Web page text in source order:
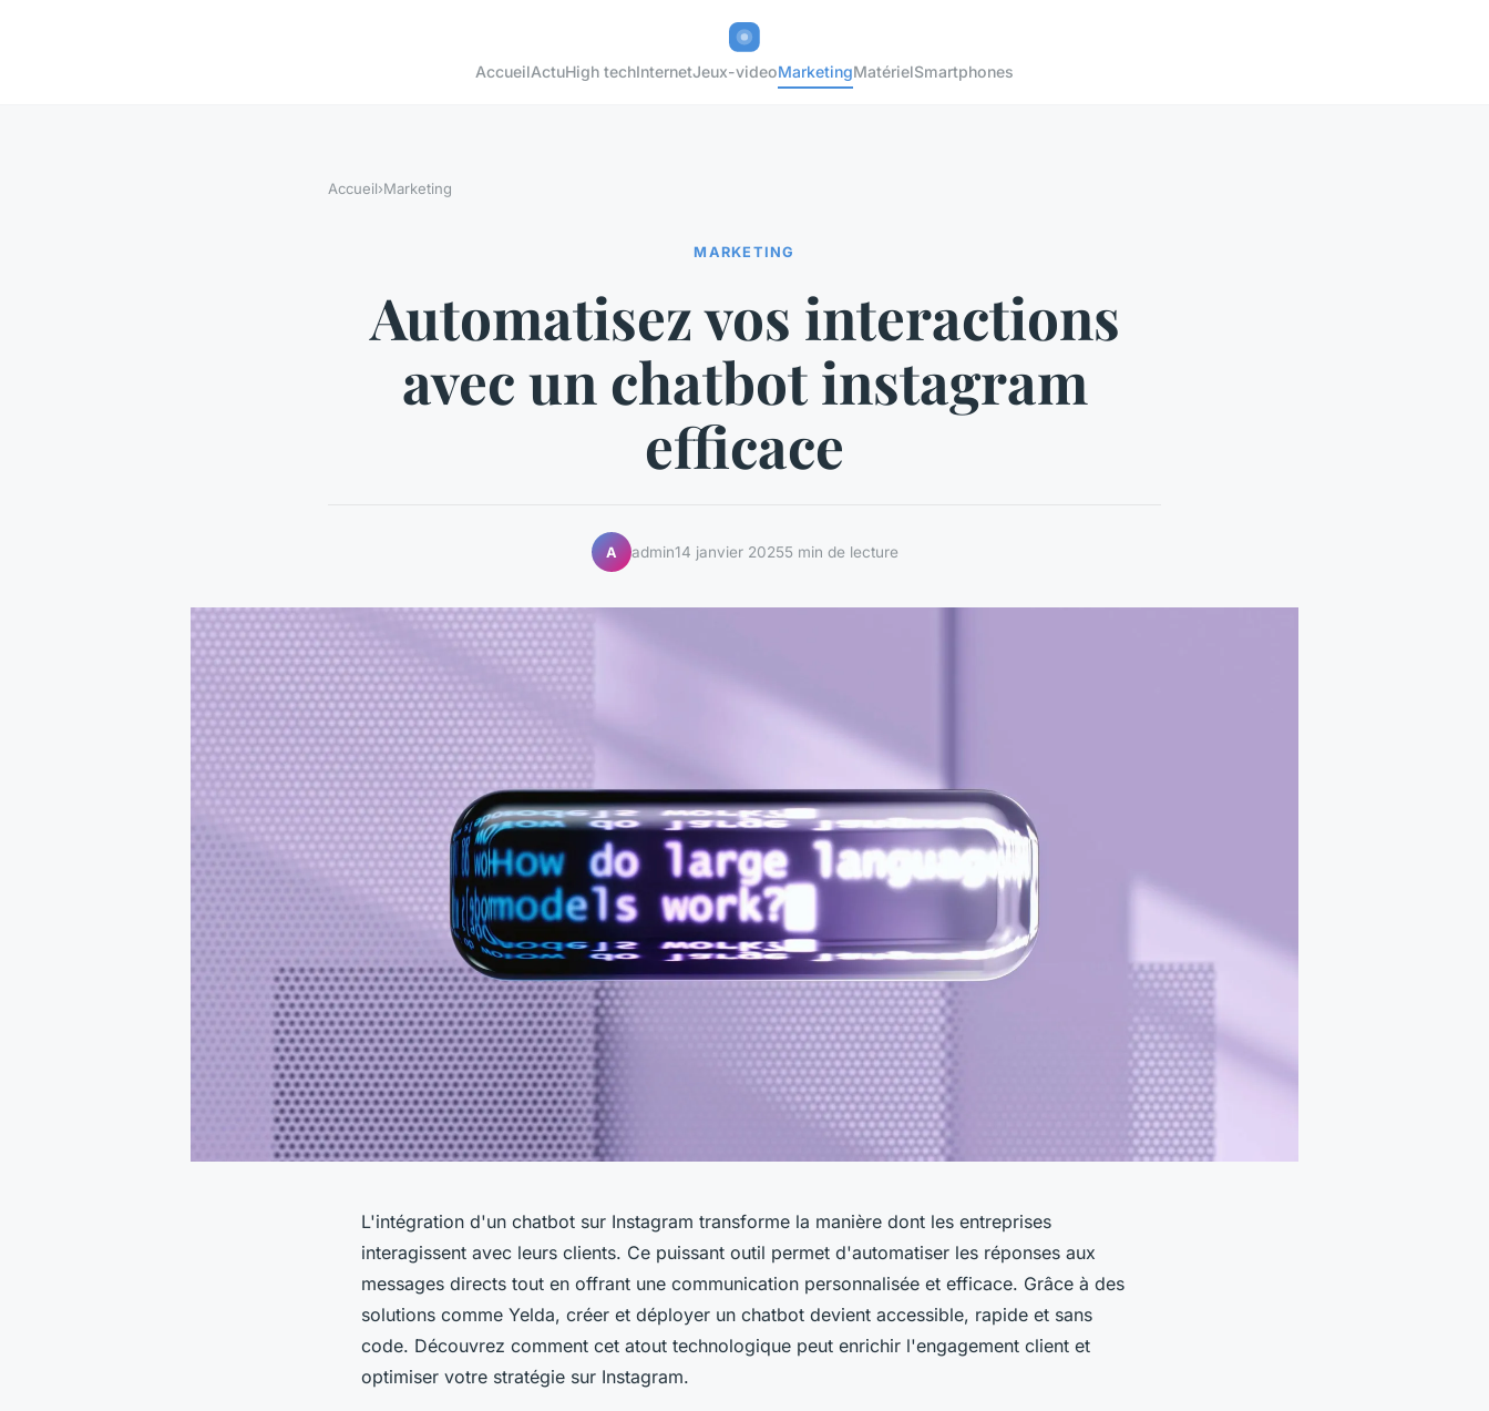
AccueilActuHigh techInternetJeux-videoMarketingMatérielSmartphones
Accueil›Marketing
MARKETING
Automatisez vos interactions
avec un chatbot instagram
efficace
A admin14 janvier 20255 min de lecture
L'intégration d'un chatbot sur Instagram transforme la manière dont les entreprises
interagissent avec leurs clients. Ce puissant outil permet d'automatiser les réponses aux
messages directs tout en offrant une communication personnalisée et efficace. Grâce à des
solutions comme Yelda, créer et déployer un chatbot devient accessible, rapide et sans
code. Découvrez comment cet atout technologique peut enrichir l'engagement client et
optimiser votre stratégie sur Instagram.